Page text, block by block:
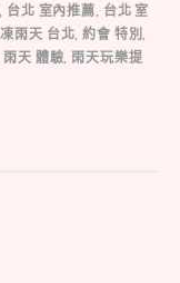
台北 室內推薦 台北 室
雨天 台北 ,約會 特別
,雨天 體驗 ,雨天玩樂提